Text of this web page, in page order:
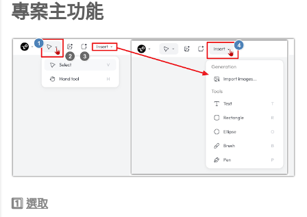
專案主功能
1️⃣ 選取